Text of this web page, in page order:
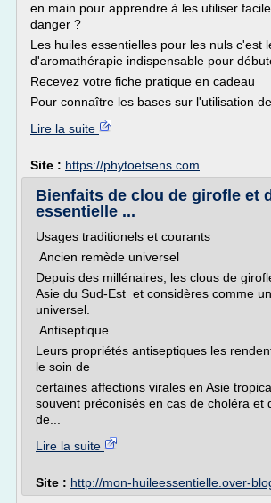
en main pour apprendre à les utiliser
danger ?
Les huiles essentielles pour les nuls c'est
d'aromathérapie indispensable pour
Recevez votre fiche pratique en cadeau
Pour connaître les bases sur l'utilisation
Lire la suite
Site : https://phytoetsens.com
Bienfaits de clou de girofle et
essentielle ...
Usages traditionels et courants
Ancien remède universel
Depuis des millénaires, les clous de
Asie du Sud-Est et considères comme
universel.
Antiseptique
Leurs propriétés antiseptiques les
le soin de
certaines affections virales en Asie
souvent préconisés en cas de choléra et
de...
Lire la suite
Site : http://mon-huileessentielle.over-